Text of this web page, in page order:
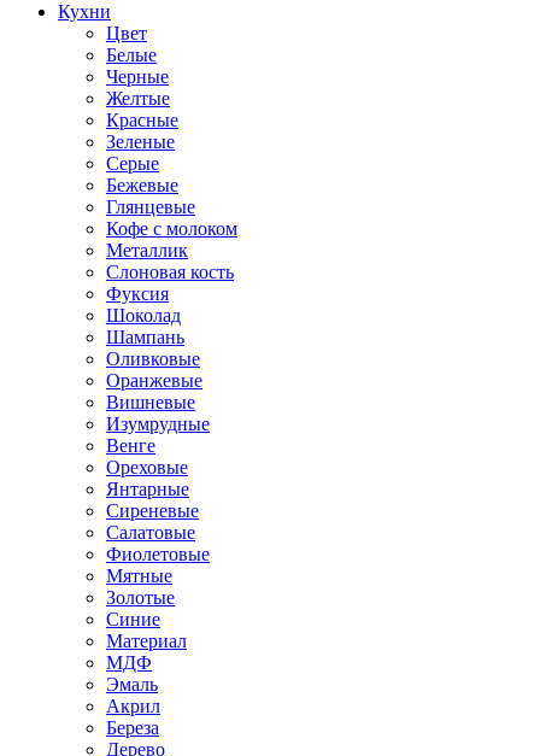
Кухни
Цвет
Белые
Черные
Желтые
Красные
Зеленые
Серые
Бежевые
Глянцевые
Кофе с молоком
Металлик
Слоновая кость
Фуксия
Шоколад
Шампань
Оливковые
Оранжевые
Вишневые
Изумрудные
Венге
Ореховые
Янтарные
Сиреневые
Салатовые
Фиолетовые
Мятные
Золотые
Синие
Материал
МДФ
Эмаль
Акрил
Береза
Дерево